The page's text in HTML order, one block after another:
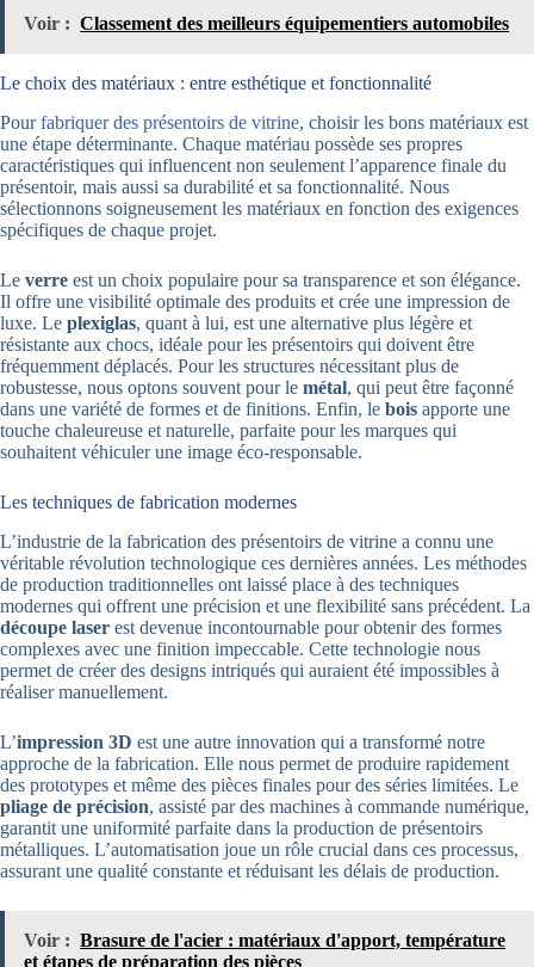
Voir : Classement des meilleurs équipementiers automobiles
Le choix des matériaux : entre esthétique et fonctionnalité
Pourfabriquer des présentoirs de vitrine, choisir les bons matériaux est
une étape déterminante. Chaque matériau possède ses propres
caractéristiques qui influencent non seulement l’apparence finale du
présentoir, mais aussi sa durabilité et sa fonctionnalité. Nous
sélectionnons soigneusement les matériaux en fonction des exigences
spécifiques de chaque projet.
Le verre est un choix populaire pour sa transparence et son élégance.
Il offre une visibilité optimale des produits et crée une impression de
luxe. Le plexiglas, quant à lui, est une alternative plus légère et
résistante aux chocs, idéale pour les présentoirs qui doivent être
fréquemment déplacés. Pour les structures nécessitant plus de
robustesse, nous optons souvent pour le métal, qui peut être façonné
dans une variété de formes et de finitions. Enfin, le bois apporte une
touche chaleureuse et naturelle, parfaite pour les marques qui
souhaitent véhiculer une image éco-responsable.
Les techniques de fabrication modernes
L’industrie de la fabrication des présentoirs de vitrine a connu une
véritable révolution technologique ces dernières années. Les méthodes
de production traditionnelles ont laissé place à des techniques
modernes qui offrent une précision et une flexibilité sans précédent. La
découpe laser est devenue incontournable pour obtenir des formes
complexes avec une finition impeccable. Cette technologie nous
permet de créer des designs intriqués qui auraient été impossibles à
réaliser manuellement.
L’impression 3D est une autre innovation qui a transformé notre
approche de la fabrication. Elle nous permet de produire rapidement
des prototypes et même des pièces finales pour des séries limitées. Le
pliage de précision, assisté par des machines à commande numérique,
garantit une uniformité parfaite dans la production de présentoirs
métalliques. L’automatisation joue un rôle crucial dans ces processus,
assurant une qualité constante et réduisant les délais de production.
Voir : Brasure de l'acier : matériaux d'apport, température
et étapes de préparation des pièces